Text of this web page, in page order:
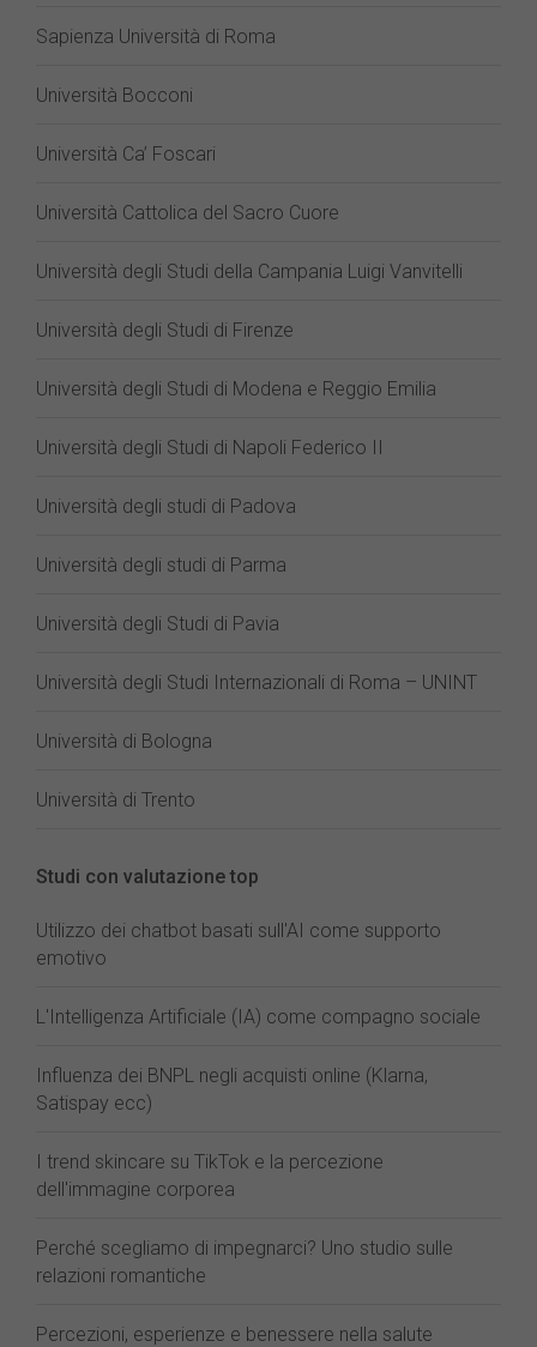
Sapienza Università di Roma
Università Bocconi
Università Ca’ Foscari
Università Cattolica del Sacro Cuore
Università degli Studi della Campania Luigi Vanvitelli
Università degli Studi di Firenze
Università degli Studi di Modena e Reggio Emilia
Università degli Studi di Napoli Federico II
Università degli studi di Padova
Università degli studi di Parma
Università degli Studi di Pavia
Università degli Studi Internazionali di Roma – UNINT
Università di Bologna
Università di Trento
Studi con valutazione top
Utilizzo dei chatbot basati sull'AI come supporto
emotivo
L'Intelligenza Artificiale (IA) come compagno sociale
Influenza dei BNPL negli acquisti online (Klarna,
Satispay ecc)
I trend skincare su TikTok e la percezione
dell'immagine corporea
Perché scegliamo di impegnarci? Uno studio sulle
relazioni romantiche
Percezioni, esperienze e benessere nella salute